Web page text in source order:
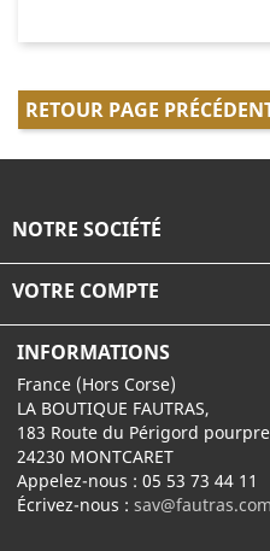
RETOUR PAGE
NOTRE SOCIÉTÉ
VOTRE COMPTE
INFORMATIONS
France (Hors Corse)
LA BOUTIQUE FAUTRAS,
183 Route du Périgord pourpre
24230 MONTCARET
Appelez-nous :05 53 73 44 11
Écrivez-nous :sav@fautras.com